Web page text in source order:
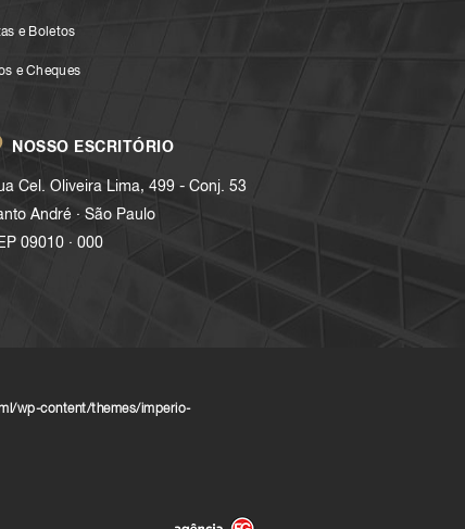
e Boletos
e Cheques
NOSSO ESCRITÓRIO
Cel. Oliveira Lima, 499 - Conj. 53
André . São Paulo
09010 . 000
wp-content/themes/imperio-